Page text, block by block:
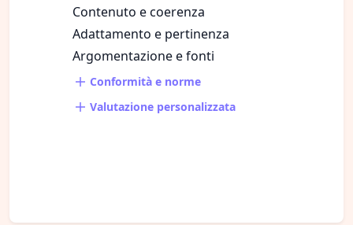
Contenuto e coerenza
Adattamento e pertinenza
Argomentazione e fonti
Conformità e norme
Valutazione personalizzata